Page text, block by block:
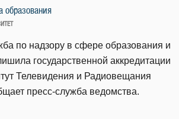
образования
по надзору в сфере образования и
государственной аккредитации
Телевидения и Радиовещания
пресс-служба ведомства.